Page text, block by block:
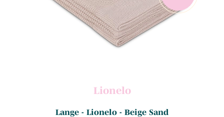
Lionelo
Lange - Lionelo - Beige Sand